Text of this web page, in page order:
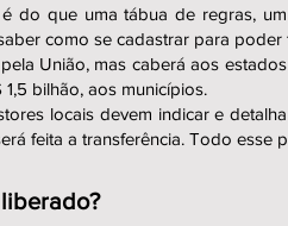
do que uma tábua de regras,
como se cadastrar para
União, mas caberá aos
bilhão, aos municípios.
locais devem indicar e
feita a transferência. Todo esse